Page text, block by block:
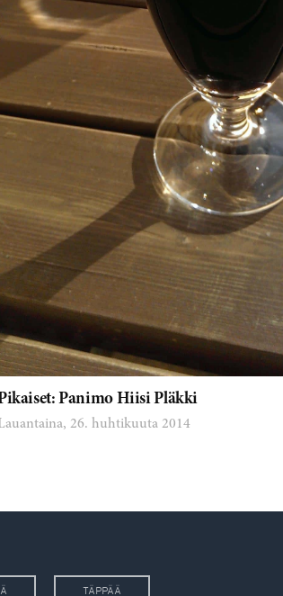
Panimo Hiisi Pläkki
26. huhtikuuta 2014
TÄPPÄÄ